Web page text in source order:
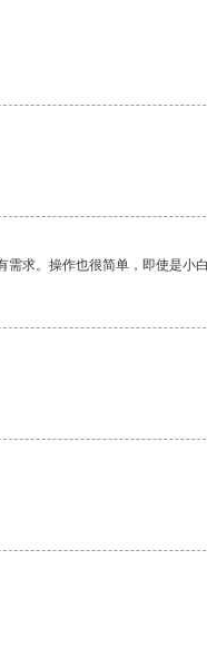
求。操作也很简单，即使是小白